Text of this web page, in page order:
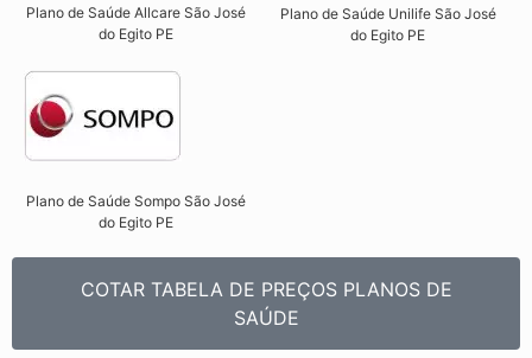
Plano de Saúde Allcare São José
do Egito PE​
Plano de Saúde Unilife São José
do Egito PE​
Plano de Saúde Sompo São José
do Egito PE​
COTAR TABELA DE PREÇOS PLANOS DE
SAÚDE